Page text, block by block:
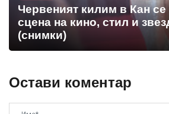
Червеният килим в Кан
сцена на кино, стил и
(снимки)
Остави коментар